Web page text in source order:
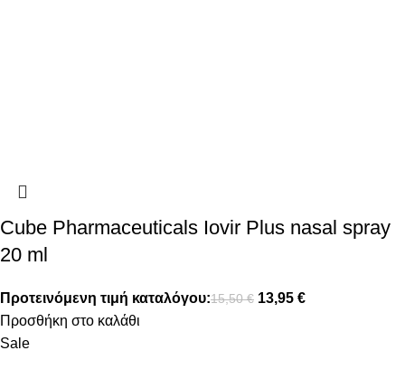
Cube Pharmaceuticals Iovir Plus nasal spray
20 ml
Προτεινόμενη τιμή καταλόγου:15,50€ 13,95 €
Προσθήκη στο καλάθι
Sale